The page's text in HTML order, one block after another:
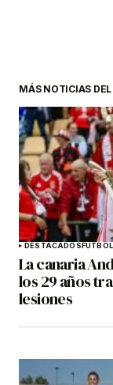
MÁS NOTICIAS
DESTACADOSFÚTBOL
La canaria
los 29 años
lesiones